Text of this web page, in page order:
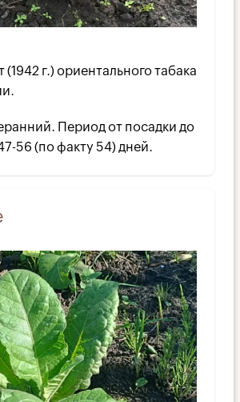
г.) ориентального табака
Период от посадки до
56 (по факту 54) дней.